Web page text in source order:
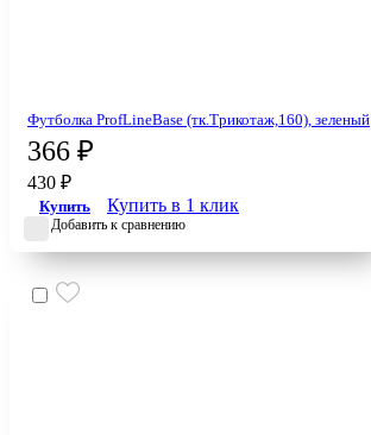
Футболка ProfLineBase (тк.Трикотаж,160), зеленый
366 ₽
430 ₽
Купить Купить в 1 клик
Добавить к сравнению